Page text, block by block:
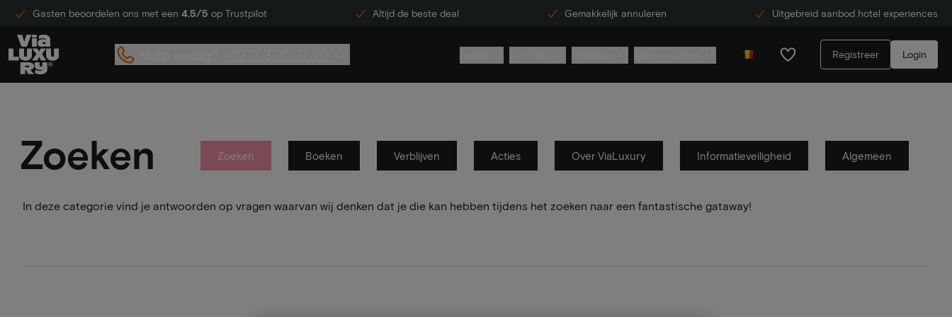
Gasten beoordelen ons met een 4.5/5 op Trustpilot Altijd de beste deal Gemakkelijk annuleren Uitgebreid aanbod hotel experiences
Registreer Login
Zoeken Zoeken Boeken Verblijven Acties Over ViaLuxury Informatieveiligheid Algemeen
In deze categorie vind je antwoorden op vragen waarvan wij denken dat je die kan hebben tijdens het zoeken naar een fantastische gataway!